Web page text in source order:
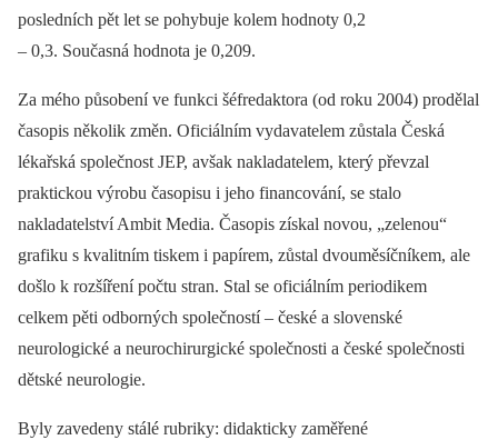
posledních pět let se pohybuje kolem hodnoty 0,2
–⁠ 0,3. Současná hodnota je 0,209.
Za mého působení ve funkci šéfredaktora (od roku 2004) prodělal
časopis několik změn. Oficiálním vydavatelem zůstala Česká
lékařská společnost JEP, avšak nakladatelem, který převzal
praktickou výrobu časopisu i jeho financování, se stalo
nakladatelství Ambit Media. Časopis získal novou, „zelenou“
grafiku s kvalitním tiskem i papírem, zůstal dvouměsíčníkem, ale
došlo k rozšíření počtu stran. Stal se oficiálním periodikem
celkem pěti odborných společností –⁠ české a slovenské
neurologické a neurochirurgické společnosti a české společnosti
dětské neurologie.
Byly zavedeny stálé rubriky: didakticky zaměřené